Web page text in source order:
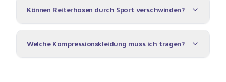
Können Reiterhosen durch Sport verschwinden?
Welche Kompressionskleidung muss ich tragen?